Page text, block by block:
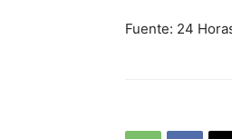
Fuente: 24